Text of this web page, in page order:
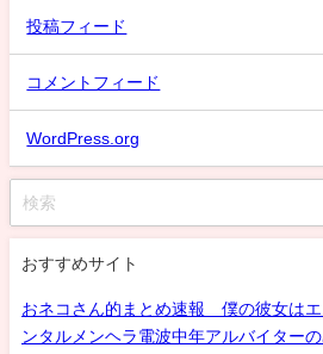
投稿フィード
コメントフィード
WordPress.org
おすすめサイト
おネコさん的まとめ速報 僕の彼女はエ
ンタルメンヘラ電波中年アルバイター